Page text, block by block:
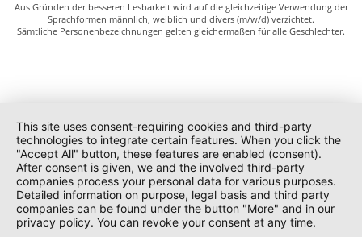
Aus Gründen der besseren Lesbarkeit wird auf die gleichzeitige Verwendung der
Sprachformen männlich, weiblich und divers (m/w/d) verzichtet.
Sämtliche Personenbezeichnungen gelten gleichermaßen für alle Geschlechter.
This site uses consent-requiring cookies and third-party
technologies to integrate certain features. When you click the
"Accept All" button, these features are enabled (consent).
After consent is given, we and the involved third-party
companies process your personal data for various purposes.
Detailed information on purpose, legal basis and third party
companies can be found under the button "More" and in our
privacy policy. You can revoke your consent at any time.